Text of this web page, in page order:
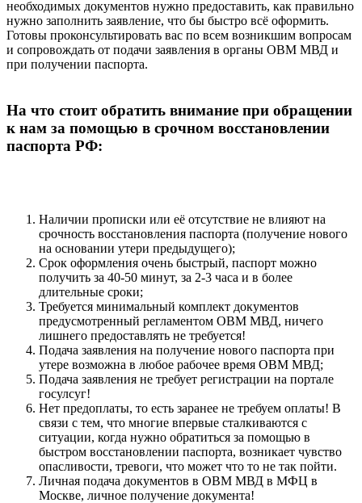
необходимых документов нужно предоставить, как правильно
нужно заполнить заявление, что бы быстро всё оформить.
Готовы проконсультировать вас по всем возникшим вопросам
и сопровождать от подачи заявления в органы ОВМ МВД и
при получении паспорта.
На что стоит обратить внимание при обращении
к нам за помощью в срочном восстановлении
паспорта РФ:
Наличии прописки или её отсутствие не влияют на
срочность восстановления паспорта (получение нового
на основании утери предыдущего);
Срок оформления очень быстрый, паспорт можно
получить за 40-50 минут, за 2-3 часа и в более
длительные сроки;
Требуется минимальный комплект документов
предусмотренный регламентом ОВМ МВД, ничего
лишнего предоставлять не требуется!
Подача заявления на получение нового паспорта при
утере возможна в любое рабочее время ОВМ МВД;
Подача заявления не требует регистрации на портале
госулсуг!
Нет предоплаты, то есть заранее не требуем оплаты! В
связи с тем, что многие впервые сталкиваются с
ситуации, когда нужно обратиться за помощью в
быстром восстановлении паспорта, возникает чувство
опасливости, тревоги, что может что то не так пойти.
Личная подача документов в ОВМ МВД в МФЦ в
Москве, личное получение документа!